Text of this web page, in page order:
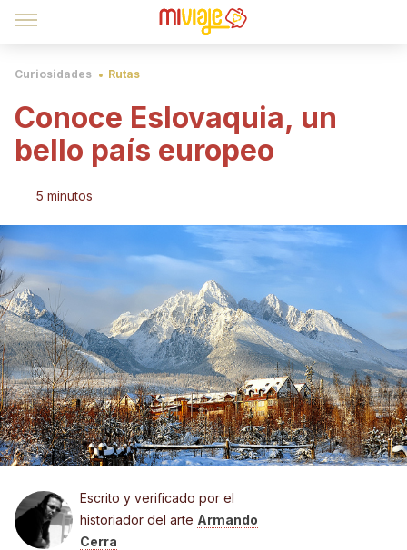
Curiosidades Rutas
Conoce Eslovaquia, un
bello país europeo
5 minutos
Escrito y verificado por el
historiador del arte Armando
Cerra